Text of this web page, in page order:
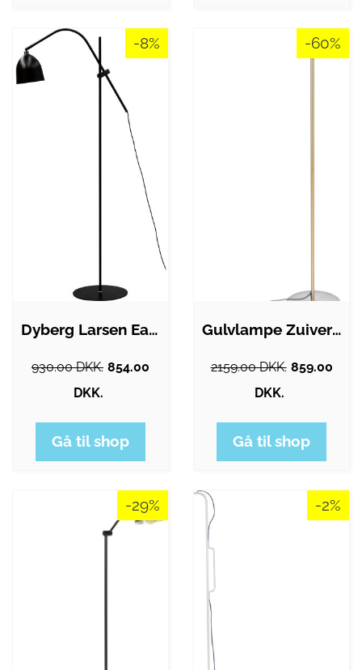
-8%
Dyberg Larsen Easton gulvlampe
930.00 DKK. 854.00
DKK.
Gå til shop
-60%
Gulvlampe Zuiver Float sølv - hærdet…
2159.00 DKK. 859.00
DKK.
Gå til shop
-29% -2%